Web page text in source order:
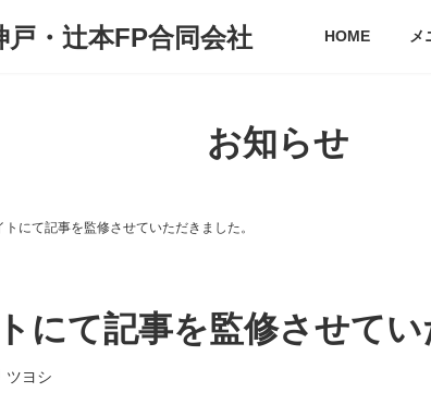
・辻本FP合同会社 HOME メ
お知らせ
にて記事を監修させていただきました。
にて記事を監修させてい
ツヨシ